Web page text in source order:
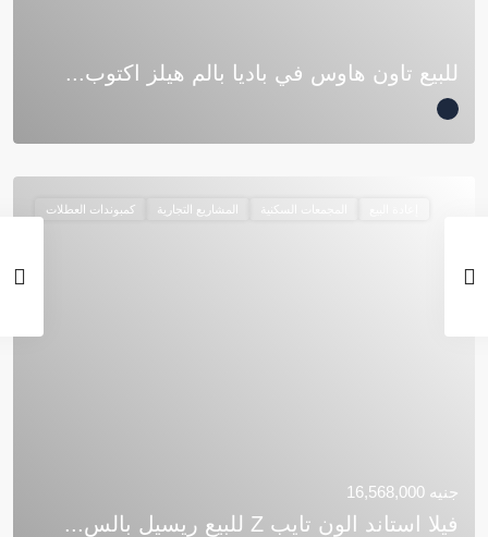
للبيع تاون هاوس في باديا بالم هيلز اكتوب...
المجمعات السكنية المشاريع التجارية كمبوندات العطلات
جنيه 16,568,000
فيلا استاند الون تايب Z للبيع ريسيل بالس...